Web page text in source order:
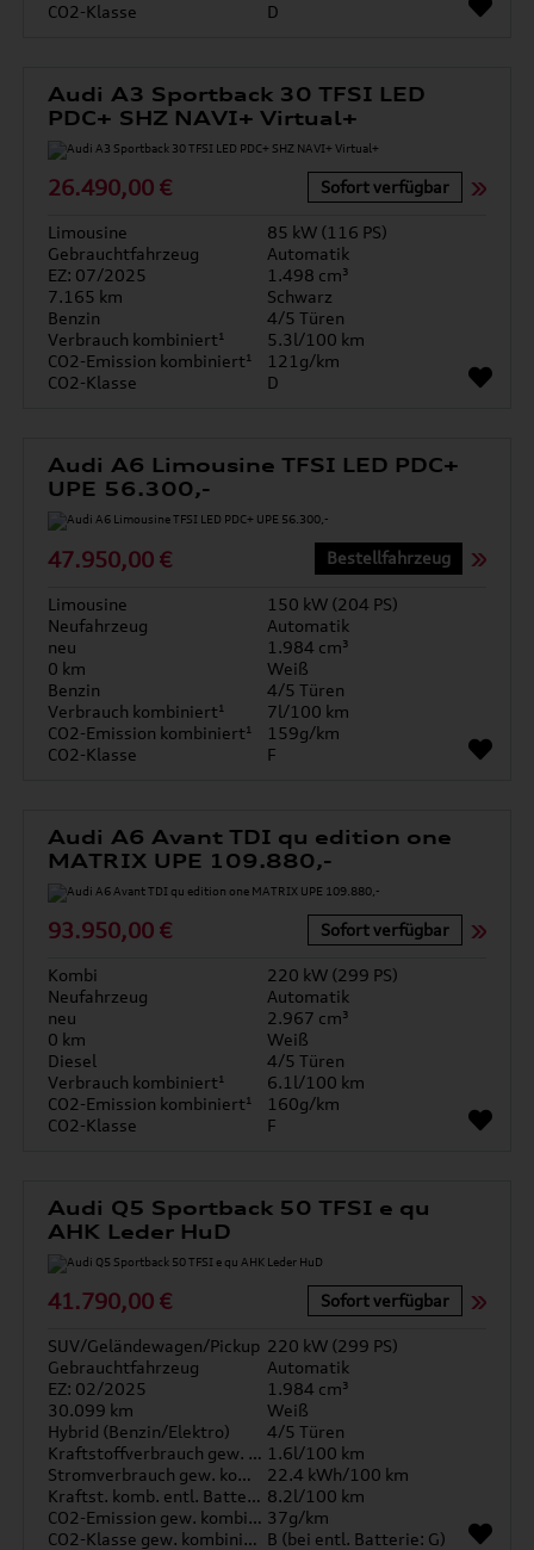
CO2-Klasse D
Audi A3 Sportback 30 TFSI LED
PDC+ SHZ NAVI+ Virtual+
26.490,00 € Sofort verfügbar
Limousine
85 kW (116 PS)
Gebrauchtfahrzeug
Automatik
EZ: 07/2025
1.498 cm³
7.165 km
Schwarz
Benzin
4/5 Türen
Verbrauch kombiniert¹
5.3l/100 km
CO2-Emission kombiniert¹
121g/km
CO2-Klasse
D
Audi A6 Limousine TFSI LED PDC+
UPE 56.300,-
47.950,00 € Bestellfahrzeug
Limousine
150 kW (204 PS)
Neufahrzeug
Automatik
neu
1.984 cm³
0 km
Weiß
Benzin
4/5 Türen
Verbrauch kombiniert¹
7l/100 km
CO2-Emission kombiniert¹
159g/km
CO2-Klasse
F
Audi A6 Avant TDI qu edition one
MATRIX UPE 109.880,-
93.950,00 € Sofort verfügbar
Kombi
220 kW (299 PS)
Neufahrzeug
Automatik
neu
2.967 cm³
0 km
Weiß
Diesel
4/5 Türen
Verbrauch kombiniert¹
6.1l/100 km
CO2-Emission kombiniert¹
160g/km
CO2-Klasse
F
Audi Q5 Sportback 50 TFSI e qu
AHK Leder HuD
41.790,00 € Sofort verfügbar
SUV/Geländewagen/Pickup 220 kW (299 PS)
Gebrauchtfahrzeug
Automatik
EZ: 02/2025
1.984 cm³
30.099 km
Weiß
Hybrid (Benzin/Elektro)
4/5 Türen
Kraftstoffverbrauch gew. kombiniert 1.6l/100 km
Stromverbrauch gew. kombiniert
22.4 kWh/100 km
Kraftst. komb. entl. Batterie 8.2l/100 km
CO2-Emission gew. kombiniert 37g/km
CO2-Klasse gew. kombiniert B (bei entl. Batterie: G)